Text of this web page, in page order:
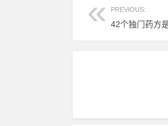
PREVIOUS: